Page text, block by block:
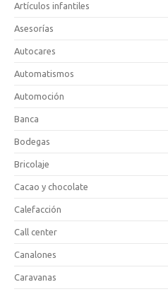
Artículos infantiles
Asesorías
Autocares
Automatismos
Automoción
Banca
Bodegas
Bricolaje
Cacao y chocolate
Calefacción
Call center
Canalones
Caravanas